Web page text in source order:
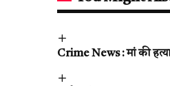
Crime News : मां की